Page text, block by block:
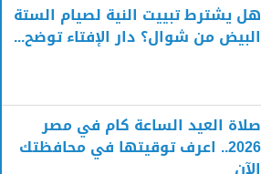
هل يشترط تبييت النية لصيام الستة
البيض من شوال؟ دار الإفتاء توضح...
صلاة العيد الساعة كام في مصر
2026.. اعرف توقيتها في محافظتك